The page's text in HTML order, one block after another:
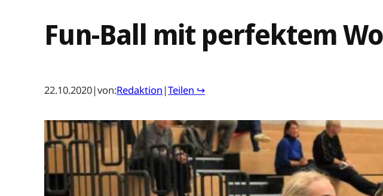
Fun-Ball mit perfektem
22.10.2020|von:Redaktion |Teilen ↪